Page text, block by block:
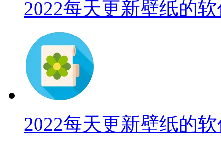
2022每天更新壁纸的
2022每天更新壁纸的